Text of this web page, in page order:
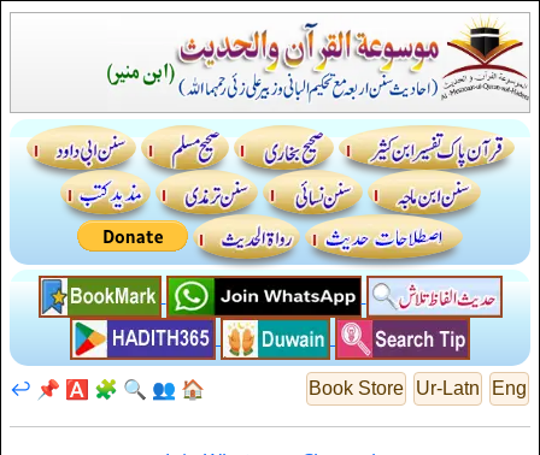
Eng
Ur-Latn
Book Store
🏠
👥
🔍
🧩
🅰️
📌
↩️